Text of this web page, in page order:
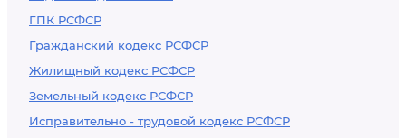
ГПК РСФСР
Гражданский кодекс РСФСР
Жилищный кодекс РСФСР
Земельный кодекс РСФСР
Исправительно - трудовой кодекс РСФСР